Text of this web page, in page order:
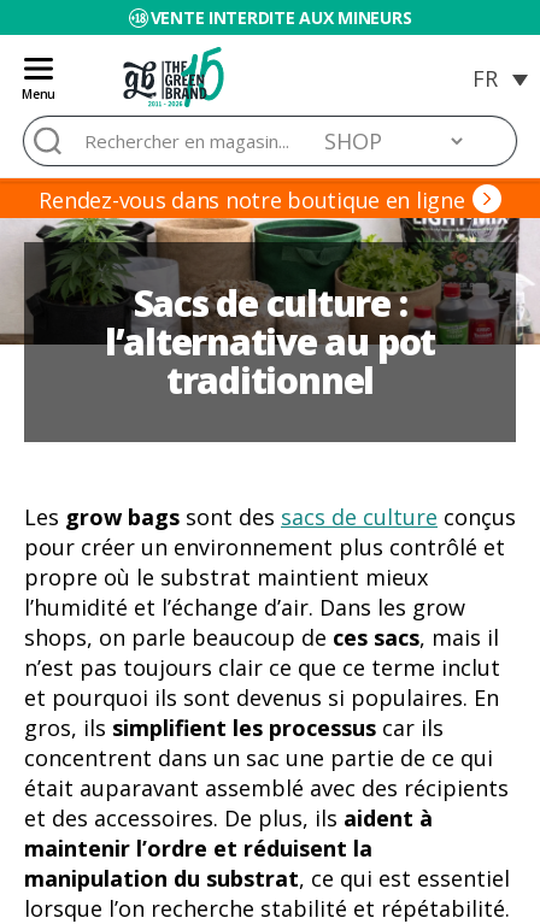
ATTENTION PERSONNALISÉE +34 96 206 62 98
Menu
Blog
de
Grow
Barato
Rechercher :
Rendez-vous dans notre boutique en ligne
Sacs de culture :
l’alternative au pot
traditionnel
Les grow bags sont des sacs de culture conçus
pour créer un environnement plus contrôlé et
propre où le substrat maintient mieux
l’humidité et l’échange d’air. Dans les grow
shops, on parle beaucoup de ces sacs, mais il
n’est pas toujours clair ce que ce terme inclut
et pourquoi ils sont devenus si populaires. En
gros, ils simplifient les processus car ils
concentrent dans un sac une partie de ce qui
était auparavant assemblé avec des récipients
et des accessoires. De plus, ils aident à
maintenir l’ordre et réduisent la
manipulation du substrat, ce qui est essentiel
lorsque l’on recherche stabilité et répétabilité.